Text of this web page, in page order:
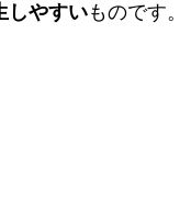
しやすいものです